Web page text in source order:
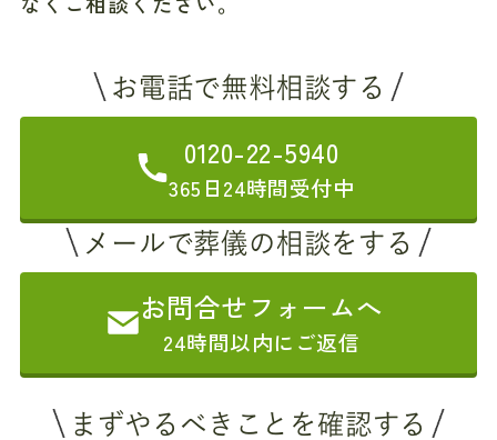
お電話で無料相談する
0120-22-5940
365日24時間受付中
メールで葬儀の相談をする
お問合せフォームへ
24時間以内にご返信
まずやるべきことを確認する